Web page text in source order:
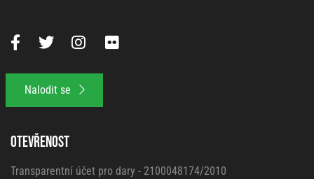
OTEVŘENOST
Transparentní účet pro dary - 2100048174/2010
Nalodit se